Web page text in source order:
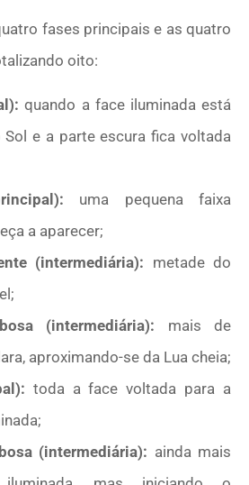
fases principais e as quatro
oito:
quando a face iluminada está
e a parte escura fica voltada
uma pequena faixa
a aparecer;
(intermediária): metade do
(intermediária): mais de
aproximando-se da Lua cheia;
toda a face voltada para a
(intermediária): ainda mais